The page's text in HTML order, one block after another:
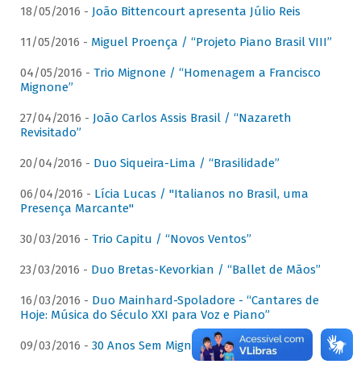
18/05/2016 - João Bittencourt apresenta Júlio Reis
11/05/2016 - Miguel Proença / “Projeto Piano Brasil VIII”
04/05/2016 - Trio Mignone / “Homenagem a Francisco
Mignone”
27/04/2016 - João Carlos Assis Brasil / “Nazareth
Revisitado”
20/04/2016 - Duo Siqueira-Lima / “Brasilidade”
06/04/2016 - Lícia Lucas / "Italianos no Brasil, uma
Presença Marcante"
30/03/2016 - Trio Capitu / “Novos Ventos”
23/03/2016 - Duo Bretas-Kevorkian / “Ballet de Mãos”
16/03/2016 - Duo Mainhard-Spoladore - “Cantares de
Hoje: Música do Século XXI para Voz e Piano”
09/03/2016 - 30 Anos Sem Mignone